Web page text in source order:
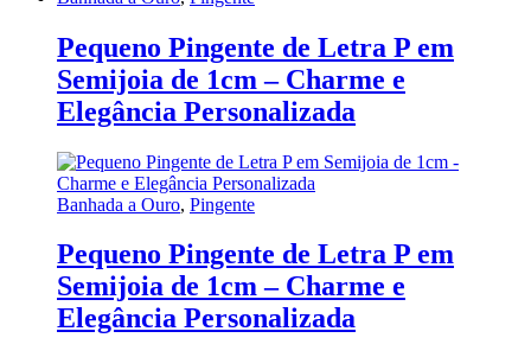
Pequeno Pingente de Letra P em
Semijoia de 1cm – Charme e
Elegância Personalizada
Banhada a Ouro, Pingente
Pequeno Pingente de Letra P em
Semijoia de 1cm – Charme e
Elegância Personalizada